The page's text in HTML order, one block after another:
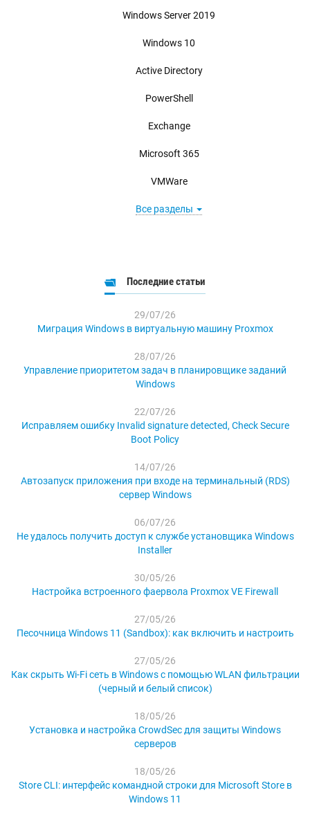
Windows Server 2019
Windows 10
Active Directory
PowerShell
Exchange
Microsoft 365
VMWare
Все разделы
Последние статьи
29/07/26
Миграция Windows в виртуальную машину Proxmox
28/07/26
Управление приоритетом задач в планировщике заданий
Windows
22/07/26
Исправляем ошибку Invalid signature detected, Check Secure
Boot Policy
14/07/26
Автозапуск приложения при входе на терминальный (RDS)
сервер Windows
06/07/26
Не удалось получить доступ к службе установщика Windows
Installer
30/05/26
Настройка встроенного фаервола Proxmox VE Firewall
27/05/26
Песочница Windows 11 (Sandbox): как включить и настроить
27/05/26
Как скрыть Wi-Fi сеть в Windows с помощью WLAN фильтрации
(черный и белый список)
18/05/26
Установка и настройка CrowdSec для защиты Windows
серверов
18/05/26
Store CLI: интерфейс командной строки для Microsoft Store в
Windows 11